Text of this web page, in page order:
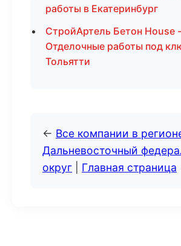
работы в Екатеринбург
СтройАртель Бетон House -
Отделочные работы под
Тольятти
← Все компании в
Дальневосточный
округ
Главная страница